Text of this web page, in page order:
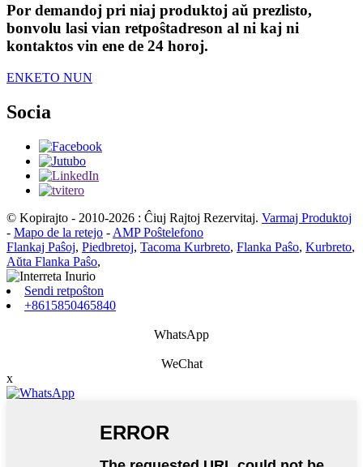
Por demandoj pri niaj produktoj aŭ prezlisto,
bonvolu lasi vian retpoŝtadreson al ni kaj ni
kontaktos vin ene de 24 horoj.
ENKETO NUN
Socia
© Kopirajto - 2010-2026 : Ĉiuj Rajtoj Rezervitaj. Varmaj Produktoj
- Mapo de la retejo - AMP Poŝtelefono
Flankaj Paŝoj, Piedbretoj, Tacoma Kurbreto, Flanka Paŝo, Kurbreto,
Aŭta Flanka Paŝo,
Sendi retpoŝton
+8615850465840
WhatsApp
WeChat
x